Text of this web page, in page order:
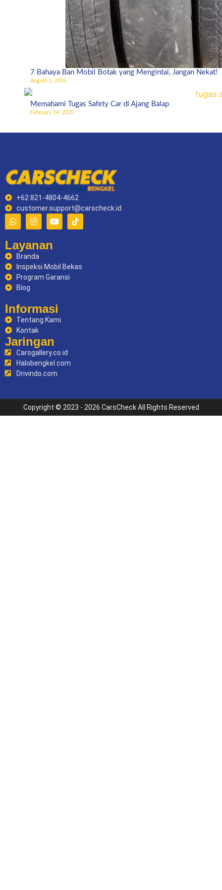
7 Bahaya Ban Mobil Botak yang Mengintai, Jangan Nekat!
August 5, 2025
Memahami Tugas Safety Car di Ajang Balap
February 14, 2025
+62 821-4804-4662
customer.support@carscheck.id
Layanan
Branda
Inspeksi Mobil Bekas
Program Garansi
Blog
Informasi
Tentang Kami
Kontak
Jaringan
Carsgallery.co.id
Halobengkel.com
Drivindo.com
Copyright © 2023 - 2026 CarsCheck All Rights Reserved